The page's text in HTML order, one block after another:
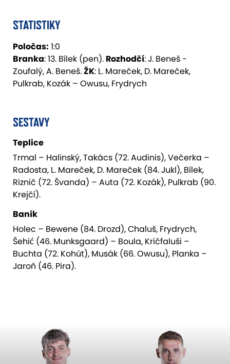
STATISTIKY
Poločas: 1:0
Branka: 13. Bílek (pen). Rozhodčí: J. Beneš -
Zoufalý, A. Beneš.ŽK: L. Mareček, D. Mareček,
Pulkrab, Kozák – Owusu, Frydrych
SESTAVY
Teplice
Trmal – Halinský, Takács (72. Audinis), Večerka –
Radosta, L. Mareček, D. Mareček (84. Jukl), Bílek,
Riznič (72. Švanda) – Auta (72. Kozák), Pulkrab (90.
Krejčí).
Baník
Holec – Bewene (84. Drozd), Chaluš, Frydrych,
Šehić (46. Munksgaard) – Boula, Kričfaluši –
Buchta (72. Kohút), Musák (66. Owusu), Planka –
Jaroň (46. Pira).